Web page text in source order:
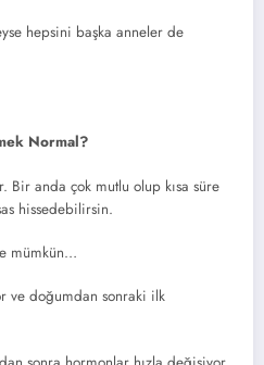
hepsini başka anneler de
Normal?
Bir anda çok mutlu olup kısa süre
hissedebilirsin.
mümkün…
ve doğumdan sonraki ilk